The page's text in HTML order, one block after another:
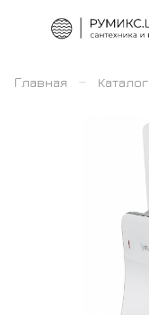
Главная – Каталог